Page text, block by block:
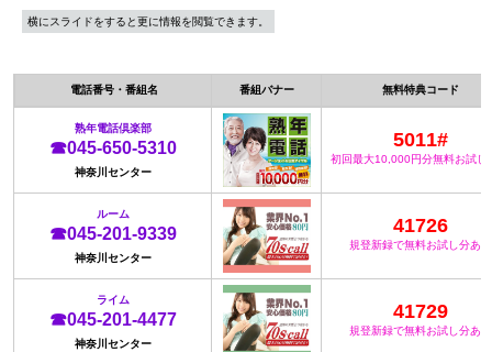
横にスライドをすると更に情報を閲覧できます。
電話番号・番組名 番組バナー 無料特典コード
熟年電話倶楽部
☎045-650-5310
神奈川センター
5011#
初回最大10,000円分無料お試し
ルーム
☎045-201-9339
神奈川センター
41726
規登新録で無料お試し分あり
ライム
☎045-201-4477
神奈川センター
41729
規登新録で無料お試し分あり